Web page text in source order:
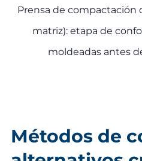
Prensa de compactación
matriz): etapa de
moldeadas antes
Métodos de